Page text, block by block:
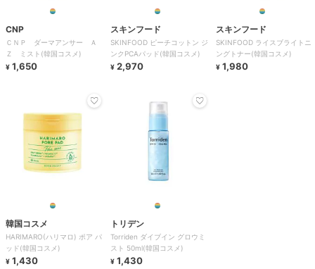
CNP
ＣＮＰ ダーマアンサー Ａ
Ｚ ミスト(韓国コスメ)
¥ 1,650
スキンフード
SKINFOOD ピーチコットン ジ
ンクPCAパッド(韓国コスメ)
¥ 2,970
スキンフード
SKINFOOD ライスブライトニ
ングトナー(韓国コスメ)
¥ 1,980
韓国コスメ
HARIMARO(ハリマロ) ポア パ
ッド(韓国コスメ)
¥ 1,430
トリデン
Torriden ダイブイン グロウミ
スト 50ml(韓国コスメ)
¥ 1,430